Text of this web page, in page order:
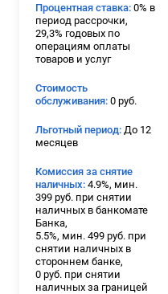
Процентная ставка: 0% в
период рассрочки,
29,3% годовых по
операциям оплаты
товаров и услуг
Стоимость
обслуживания: 0 руб.
Льготный период: До 12
месяцев
Комиссия за снятие
наличных: 4.9%, мин.
399 руб. при снятии
наличных в банкомате
Банка,
5.5%, мин. 499 руб. при
снятии наличных в
стороннем банке,
0 руб. при снятии
наличных за границей